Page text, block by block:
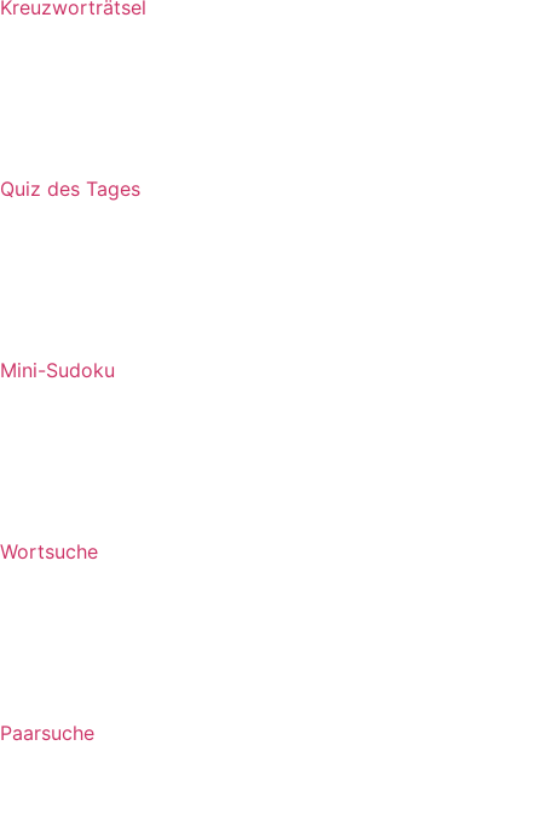
Kreuzworträtsel
Quiz des Tages
Mini-Sudoku
Wortsuche
Paarsuche